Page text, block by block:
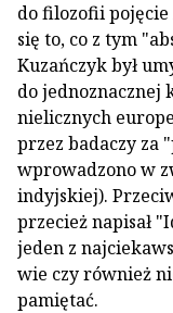
do filozofii
się to, co z tym
Kuzańczyk był
do jednoznacznej
nielicznych
przez badaczy za
wprowadzono w
indyjskiej).
przecież napisał
jeden z
wie czy również
pamiętać.